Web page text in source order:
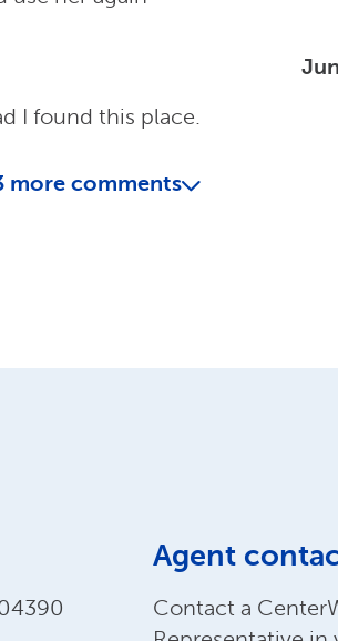
I found this place.
more comments
Agent
Contact a